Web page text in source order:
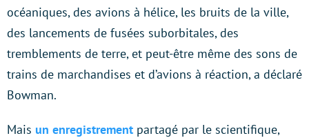
océaniques, des avions à hélice, les bruits de la ville,
des lancements de fusées suborbitales, des
tremblements de terre, et peut-être même des sons de
trains de marchandises et d’avions à réaction, a déclaré
Bowman.
Mais un enregistrement partagé par le scientifique,